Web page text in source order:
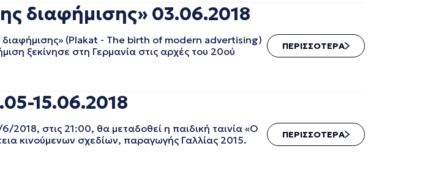
διαφήμισης» 03.06.2018
(Plakat - The birth of modern advertising)
ξεκίνησε στη Γερμανία στις αρχές του 20ού
ΠΕΡΙΣΣΟΤΕΡΑ
15.06.2018
στις 21:00, θα μεταδοθεί η παιδική ταινία «Ο
κινούμενων σχεδίων, παραγωγής Γαλλίας 2015.
ΠΕΡΙΣΣΟΤΕΡΑ